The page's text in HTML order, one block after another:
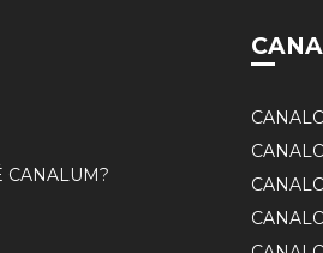
CANALUM?